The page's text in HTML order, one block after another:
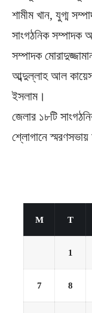
শামীম খান, যুগ্ম
সাংগঠনিক সম্পাদক
সম্পাদক
আব্দুল্লাহ আল
ইসলাম।
জেলার ১৮টি
শ্লোগানে
M T
1
7 8